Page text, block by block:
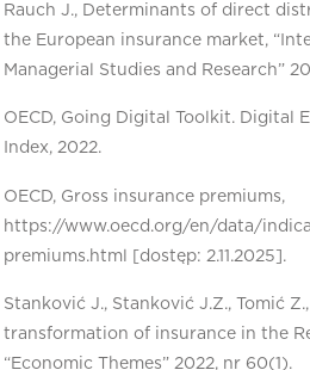
Rauch J., Determinants of direct
the European insurance market,
Managerial Studies and Research”
OECD, Going Digital Toolkit. Digital
Index, 2022.
OECD, Gross insurance premiums,
https://www.oecd.org/en/data/
premiums.html [dostęp: 2.11.2025].
Stanković J., Stanković J.Z., Tomić
transformation of insurance in the
“Economic Themes” 2022, nr 60(1).